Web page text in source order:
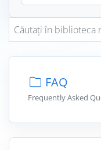
FAQ
Frequently Asked